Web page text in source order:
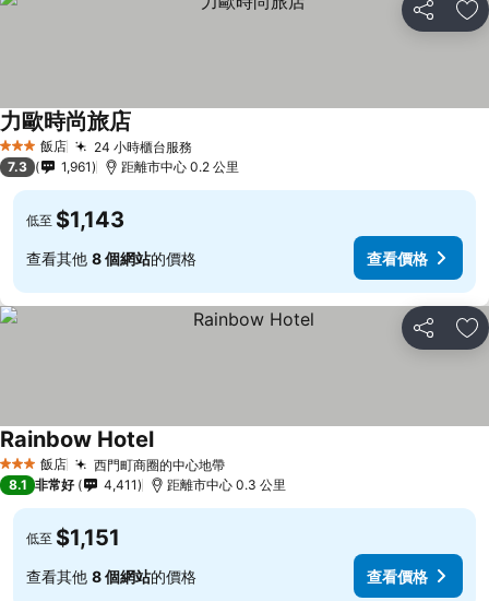
分享 加
3 星級 飯店 24 小時櫃台服務
力歐時尚旅店
7.3 1,961 距離市中心 0.2 公里
低至 $1,143
查看其他 8 個網站的價格 查看價格
分享 加
3 星級 飯店 西門町商圈的中心地帶
Rainbow Hotel
8.1 非常好 4,411 距離市中心 0.3 公里
低至 $1,151
查看其他 8 個網站的價格 查看價格